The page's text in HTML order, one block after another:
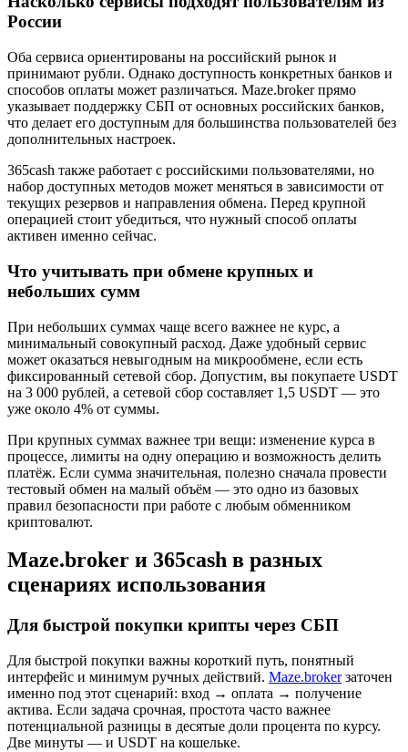
России
Оба сервиса ориентированы на российский рынок и
принимают рубли. Однако доступность конкретных банков и
способов оплаты может различаться. Maze.broker прямо
указывает поддержку СБП от основных российских банков,
что делает его доступным для большинства пользователей без
дополнительных настроек.
365cash также работает с российскими пользователями, но
набор доступных методов может меняться в зависимости от
текущих резервов и направления обмена. Перед крупной
операцией стоит убедиться, что нужный способ оплаты
активен именно сейчас.
Что учитывать при обмене крупных и
небольших сумм
При небольших суммах чаще всего важнее не курс, а
минимальный совокупный расход. Даже удобный сервис
может оказаться невыгодным на микрообмене, если есть
фиксированный сетевой сбор. Допустим, вы покупаете USDT
на 3 000 рублей, а сетевой сбор составляет 1,5 USDT — это
уже около 4% от суммы.
При крупных суммах важнее три вещи: изменение курса в
процессе, лимиты на одну операцию и возможность делить
платёж. Если сумма значительная, полезно сначала провести
тестовый обмен на малый объём — это одно из базовых
правил безопасности при работе с любым обменником
криптовалют.
Maze.broker и 365cash в разных
сценариях использования
Для быстрой покупки крипты через СБП
Для быстрой покупки важны короткий путь, понятный
интерфейс и минимум ручных действий. Maze.brokerзаточен
именно под этот сценарий: вход → оплата → получение
актива. Если задача срочная, простота часто важнее
потенциальной разницы в десятые доли процента по курсу.
Две минуты — и USDT на кошельке.